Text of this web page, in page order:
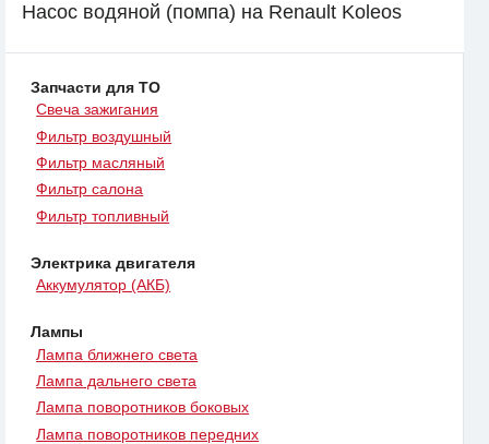
Насос водяной (помпа) на Renault Koleos
Запчасти для ТО
Свеча зажигания
Фильтр воздушный
Фильтр масляный
Фильтр салона
Фильтр топливный
Электрика двигателя
Аккумулятор (АКБ)
Лампы
Лампа ближнего света
Лампа дальнего света
Лампа поворотников боковых
Лампа поворотников передних